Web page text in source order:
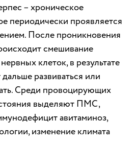
– хроническое
периодически проявляется
После проникновения
смешивание
клеток, в результате
развиваться или
Среди провоцирующих
выделяют ПМС,
авитаминоз,
изменение климата